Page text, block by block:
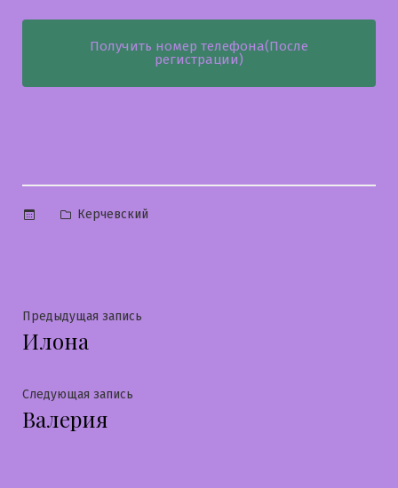
Получить номер телефона(После
регистрации)
Опубликовано
Керчевский
Навигация
по
записям
Предыдущая запись
Илона
Следующая запись
Валерия